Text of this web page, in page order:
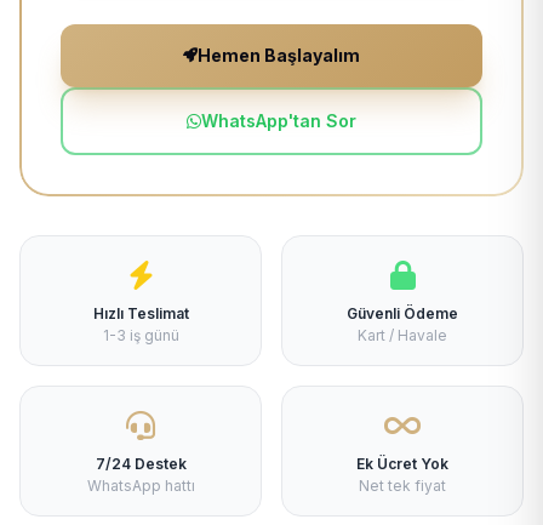
Hemen Başlayalım
WhatsApp'tan Sor
Hızlı Teslimat
1-3 iş günü
Güvenli Ödeme
Kart / Havale
7/24 Destek
WhatsApp hattı
Ek Ücret Yok
Net tek fiyat